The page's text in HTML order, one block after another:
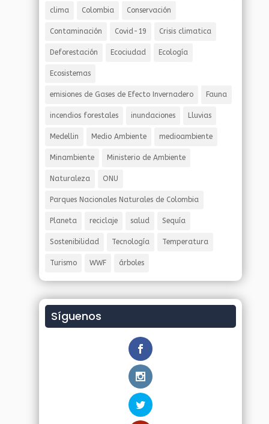
clima Colombia Conservación
Contaminación Covid-19 Crisis climatica
Deforestación Ecociudad Ecología
Ecosistemas
emisiones de Gases de Efecto Invernadero Fauna
incendios forestales inundaciones Lluvias
Medellin Medio Ambiente medioambiente
Minambiente Ministerio de Ambiente
Naturaleza ONU
Parques Nacionales Naturales de Colombia
Planeta reciclaje salud Sequía
Sostenibilidad Tecnología Temperatura
Turismo WWF árboles
Síguenos